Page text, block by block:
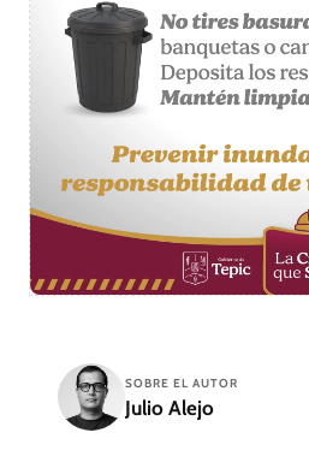
SOBRE EL AUTOR
Julio Alejo